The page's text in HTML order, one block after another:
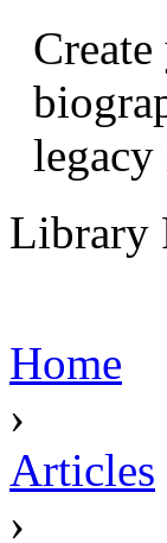
Library
Home
›
Articles
›